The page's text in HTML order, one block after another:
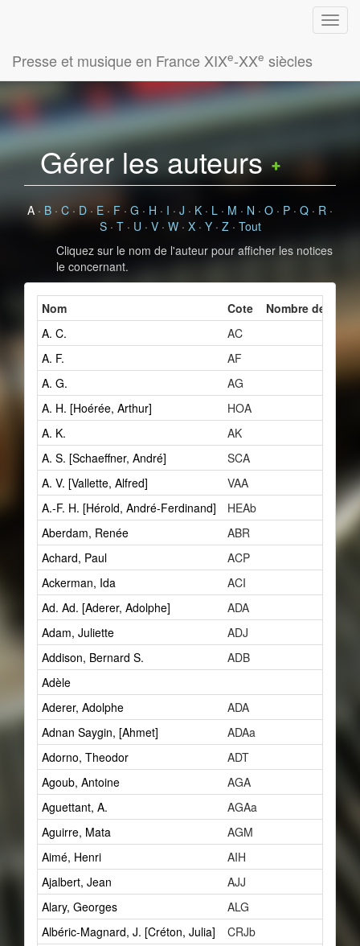
Presse et musique en France XIXe-XXe siècles
Gérer les auteurs
A · B · C · D · E · F · G · H · I · J · K · L · M · N · O · P · Q · R ·
S· T· U · V· W· X· Y· Z· Tout
Cliquez sur le nom de l'auteur pour afficher les notices
le concernant.
Nom Cote
Nombre de
A. C.
AC
A. F.
AF
A. G.
AG
A. H. [Hoérée, Arthur]
HOA
A. K.
AK
A. S. [Schaeffner, André]
SCA
A. V. [Vallette, Alfred]
VAA
A.-F. H. [Hérold, André-Ferdinand]
HEAb
Aberdam, Renée
ABR
Achard, Paul
ACP
Ackerman, Ida
ACI
Ad. Ad. [Aderer, Adolphe]
ADA
Adam, Juliette
ADJ
Addison, Bernard S.
ADB
Adèle
Aderer, Adolphe
ADA
Adnan Saygin, [Ahmet]
ADAa
Adorno, Theodor
ADT
Agoub, Antoine
AGA
Aguettant, A.
AGAa
Aguirre, Mata
AGM
Aimé, Henri
AIH
Ajalbert, Jean
AJJ
Alary, Georges
ALG
Albéric-Magnard, J. [Créton, Julia]
CRJb